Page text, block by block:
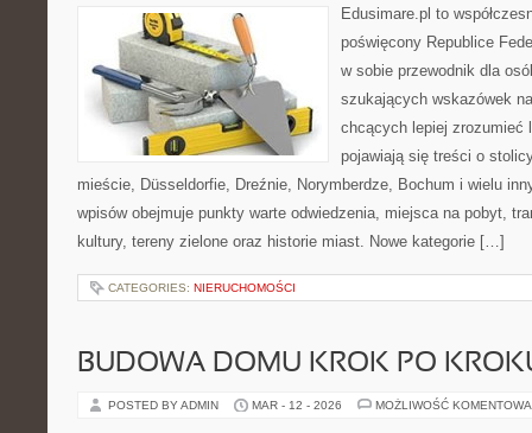
Edusimare.pl to
poświęcony Republice
w sobie przewodnik dla
szukających wskazówek
chcących lepiej zrozumieć
pojawiają się treści o
mieście, Düsseldorfie, Dreźnie, Norymberdze, Bochum i wielu
wpisów obejmuje punkty warte odwiedzenia, miejsca na pobyt,
kultury, tereny zielone oraz historie miast. Nowe kategorie […]
CATEGORIES: NIERUCHOMOŚCI
BUDOWA DOMU KROK PO
POSTED BY ADMIN MAR - 12 - 2026 MOŻLIWOŚĆ